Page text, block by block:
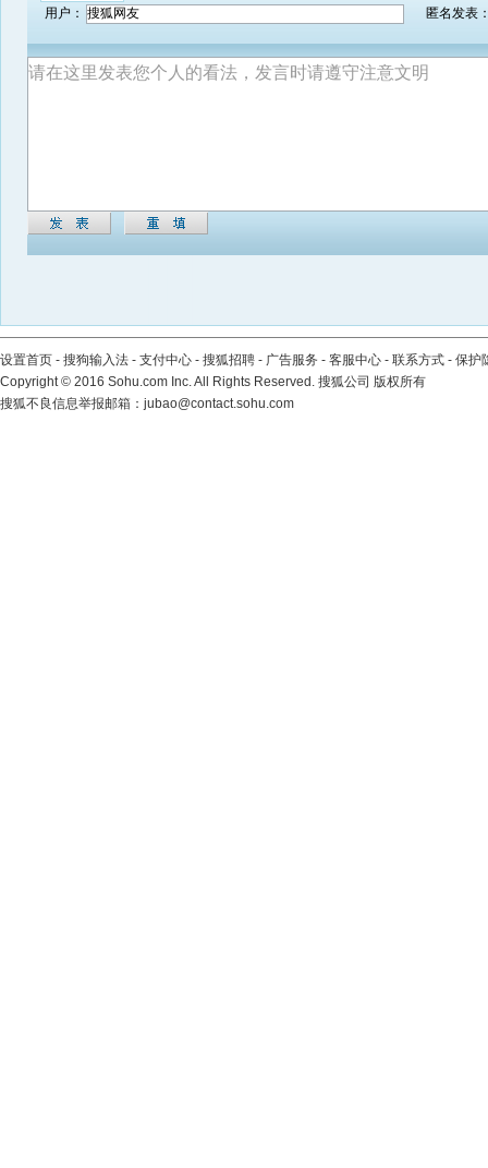
用户：
匿名发表
设置首页 - 搜狗输入法 - 支付中心 - 搜狐招聘 - 广告服务 - 客服中心 - 联系方式 - 保护
Copyright© 2016 Sohu.com Inc. All Rights Reserved. 搜狐公司 版权所有
搜狐不良信息举报邮箱： jubao@contact.sohu.com